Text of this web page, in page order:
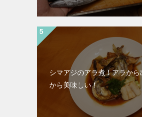
シマアジのアラ煮！アラから
から美味しい！